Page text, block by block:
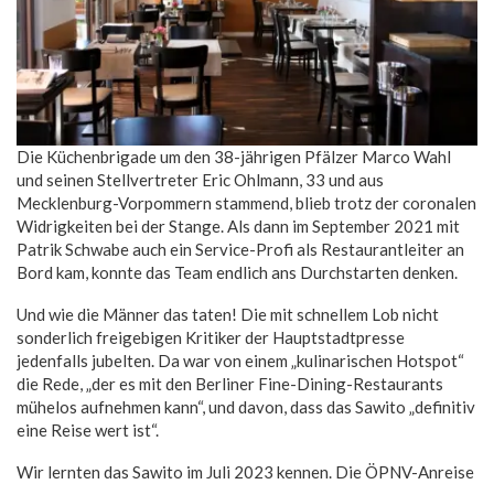
Die Küchenbrigade um den 38-jährigen Pfälzer Marco Wahl
und seinen Stellvertreter Eric Ohlmann, 33 und aus
Mecklenburg-Vorpommern stammend, blieb trotz der coronalen
Widrigkeiten bei der Stange. Als dann im September 2021 mit
Patrik Schwabe auch ein Service-Profi als Restaurantleiter an
Bord kam, konnte das Team endlich ans Durchstarten denken.
Und wie die Männer das taten! Die mit schnellem Lob nicht
sonderlich freigebigen Kritiker der Hauptstadtpresse
jedenfalls jubelten. Da war von einem „kulinarischen Hotspot“
die Rede, „der es mit den Berliner Fine-Dining-Restaurants
mühelos aufnehmen kann“, und davon, dass das Sawito „definitiv
eine Reise wert ist“.
Wir lernten das Sawito im Juli 2023 kennen. Die ÖPNV-Anreise